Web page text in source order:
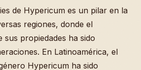
de Hypericum es un pilar en la
regiones, donde el
sus propiedades ha sido
En Latinoamérica, el
Hypericum ha sido